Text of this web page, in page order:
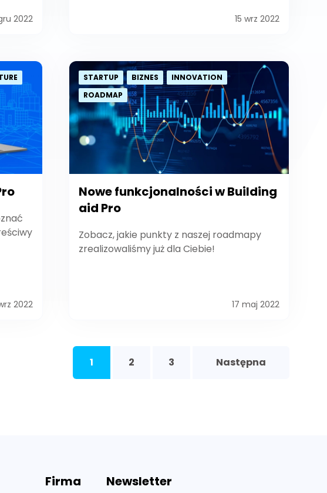
2022 15 wrz 2022
2022
STARTUP BIZNES
INNOVATION
ROADMAP
Nowe funkcjonalności w Building
aid Pro
Zobacz, jakie punkty z naszej roadmapy
zrealizowaliśmy już dla Ciebie!
17 maj 2022
1 2 3 Następna
Firma Newsletter